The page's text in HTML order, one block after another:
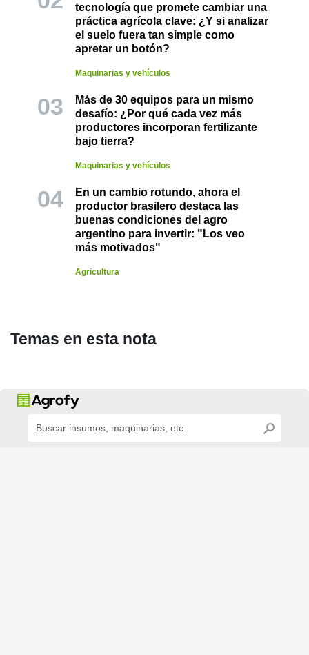
tecnología que promete cambiar una
práctica agrícola clave: ¿Y si analizar
el suelo fuera tan simple como
apretar un botón?
Maquinarias y vehículos
Más de 30 equipos para un mismo
desafío: ¿Por qué cada vez más
productores incorporan fertilizante
bajo tierra?
Maquinarias y vehículos
En un cambio rotundo, ahora el
productor brasilero destaca las
buenas condiciones del agro
argentino para invertir: "Los veo
más motivados"
Agricultura
Temas en esta nota